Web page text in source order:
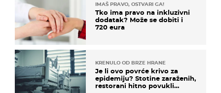
IMAŠ PRAVO, OSTVARI GA!
Tko ima pravo na inkluzivni
dodatak? Može se dobiti i
720 eura
KRENULO OD BRZE HRANE
Je li ovo povrće krivo za
epidemiju? Stotine zaraženih,
restorani hitno povukli